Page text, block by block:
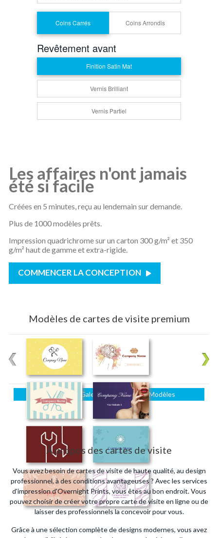
Coins Carrés Coins Arrondis
Revêtement avant
Finition Satin Mat
Vernis Brilliant
Vernis Partiel
Les affaires n'ont jamais
été si facile
Créées en 5 minutes, reçu au lendemain sur demande.
Plus de 1000 modèles prêts.
Impression quadrichrome sur un carton 300 g/m² et 350
g/m² haut de gamme et extra-rigide.
COMMENCER LA CONCEPTION
Modèles de cartes de visite premium
Parcourir La Galerie Complète Des Modèles
À propos des cartes de visite
Vous avez besoin de cartes de visite de haute qualité, au design
professionnel, à des conditions avantageuses ? Avec les services
d'impression d'Overnight Prints, vous êtes au bon endroit. Vous
pouvez choisir de créer votre propre carte de visite en ligne ou de
laisser des professionnels la concevoir pour vous.
Grâce à une sélection complète de designs modernes, vous avez